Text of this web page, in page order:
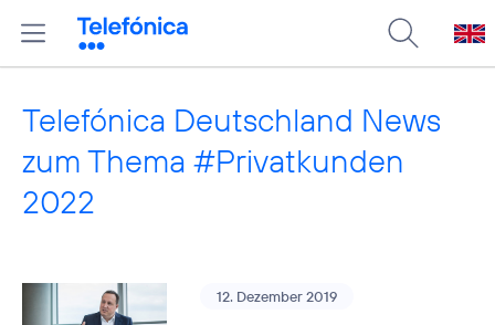
Telefónica Deutschland News
zum Thema #Privatkunden
2022
12. Dezember 2019